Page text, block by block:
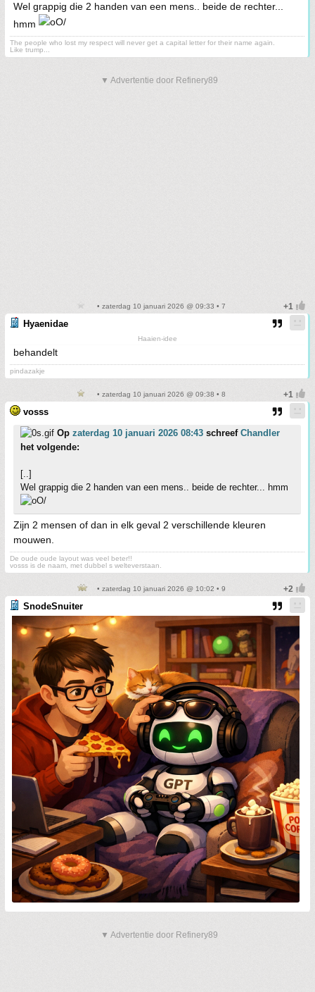
Wel grappig die 2 handen van een mens.. beide de rechter...
hmm
The people who lost my respect will never get a capital letter for their name again.
Like trump...
▼ Advertentie door Refinery89
• zaterdag 10 januari 2026 @ 09:33 • 7
Hyaenidae
Haaien-idee
behandelt
pindazakje
• zaterdag 10 januari 2026 @ 09:38 • 8
vosss
Op zaterdag 10 januari 2026 08:43 schreef Chandler
het volgende:
[..]
Wel grappig die 2 handen van een mens.. beide de rechter... hmm
Zijn 2 mensen of dan in elk geval 2 verschillende kleuren
mouwen.
De oude oude layout was veel beter!!
vosss is de naam, met dubbel s welteverstaan.
• zaterdag 10 januari 2026 @ 10:02 • 9
SnodeSnuiter
▼ Advertentie door Refinery89